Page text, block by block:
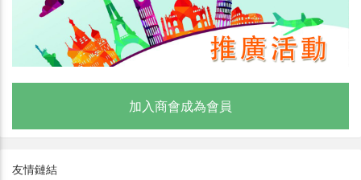
加入商會成為會員
友情鏈結